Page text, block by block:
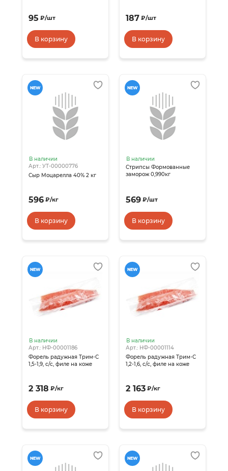
95 ₽/шт
В корзину
187 ₽/шт
В корзину
NEW
В наличии
Арт.: УТ-00000776
Сыр Моцарелла 40% 2 кг
596 ₽/кг
В корзину
NEW
В наличии
Стрипсы Формованные
заморож 0,990кг
569 ₽/шт
В корзину
NEW
В наличии
Арт.: НФ-00001186
Форель радужная Трим-С
1,5-1,9, с/с, филе на коже
2 318 ₽/кг
В корзину
NEW
В наличии
Арт.: НФ-00001114
Форель радужная Трим-С
1,2-1,6, с/с, филе на коже
2 163 ₽/кг
В корзину
NEW NEW